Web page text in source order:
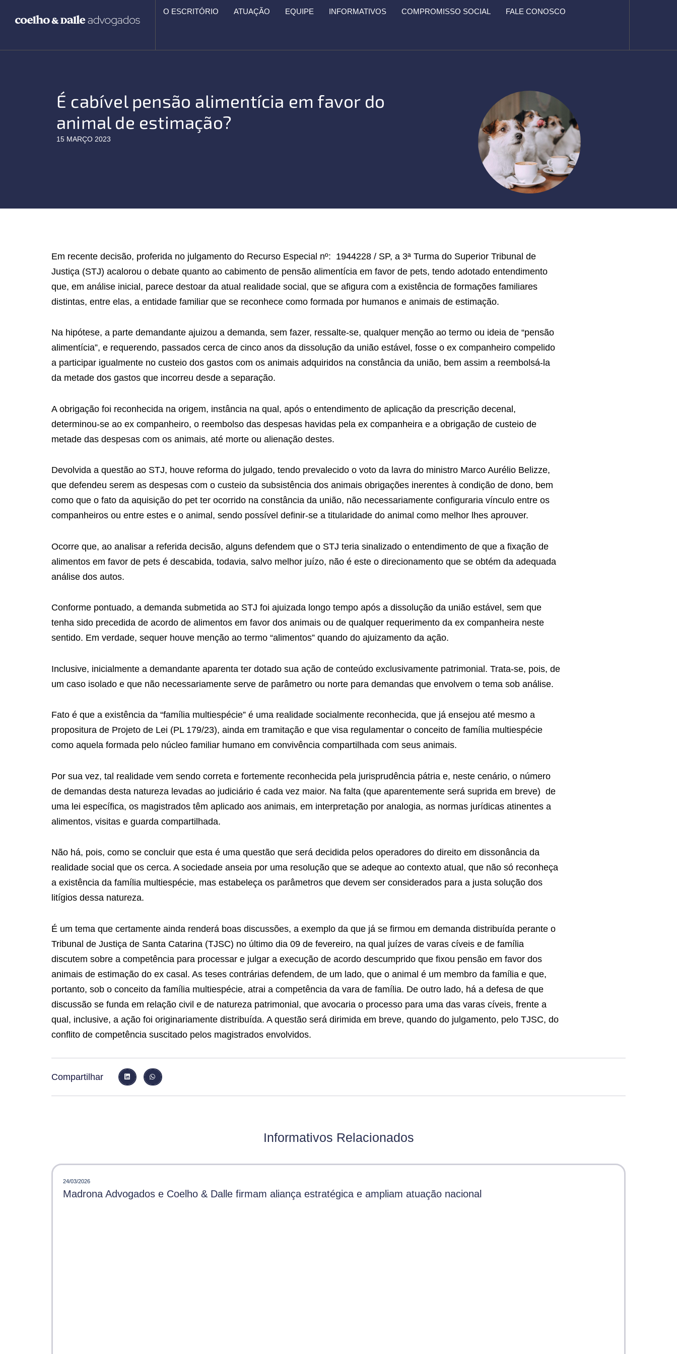
O ESCRITÓRIO ATUAÇÃO EQUIPE INFORMATIVOS COMPROMISSO SOCIAL FALE CONOSCO
É cabível pensão alimentícia em favor do
animal de estimação?
15 MARÇO 2023
Em recente decisão, proferida no julgamento do Recurso Especial nº: 1944228 / SP, a 3ª Turma do Superior Tribunal de
Justiça (STJ) acalorou o debate quanto ao cabimento de pensão alimentícia em favor de pets, tendo adotado entendimento
que, em análise inicial, parece destoar da atual realidade social, que se afigura com a existência de formações familiares
distintas, entre elas, a entidade familiar que se reconhece como formada por humanos e animais de estimação.
Na hipótese, a parte demandante ajuizou a demanda, sem fazer, ressalte-se, qualquer menção ao termo ou ideia de “pensão
alimentícia”, e requerendo, passados cerca de cinco anos da dissolução da união estável, fosse o ex companheiro compelido
a participar igualmente no custeio dos gastos com os animais adquiridos na constância da união, bem assim a reembolsá-la
da metade dos gastos que incorreu desde a separação.
A obrigação foi reconhecida na origem, instância na qual, após o entendimento de aplicação da prescrição decenal,
determinou-se ao ex companheiro, o reembolso das despesas havidas pela ex companheira e a obrigação de custeio de
metade das despesas com os animais, até morte ou alienação destes.
Devolvida a questão ao STJ, houve reforma do julgado, tendo prevalecido o voto da lavra do ministro Marco Aurélio Belizze,
que defendeu serem as despesas com o custeio da subsistência dos animais obrigações inerentes à condição de dono, bem
como que o fato da aquisição do pet ter ocorrido na constância da união, não necessariamente configuraria vínculo entre os
companheiros ou entre estes e o animal, sendo possível definir-se a titularidade do animal como melhor lhes aprouver.
Ocorre que, ao analisar a referida decisão, alguns defendem que o STJ teria sinalizado o entendimento de que a fixação de
alimentos em favor de pets é descabida, todavia, salvo melhor juízo, não é este o direcionamento que se obtém da adequada
análise dos autos.
Conforme pontuado, a demanda submetida ao STJ foi ajuizada longo tempo após a dissolução da união estável, sem que
tenha sido precedida de acordo de alimentos em favor dos animais ou de qualquer requerimento da ex companheira neste
sentido. Em verdade, sequer houve menção ao termo “alimentos” quando do ajuizamento da ação.
Inclusive, inicialmente a demandante aparenta ter dotado sua ação de conteúdo exclusivamente patrimonial. Trata-se, pois, de
um caso isolado e que não necessariamente serve de parâmetro ou norte para demandas que envolvem o tema sob análise.
Fato é que a existência da “família multiespécie” é uma realidade socialmente reconhecida, que já ensejou até mesmo a
propositura de Projeto de Lei (PL 179/23), ainda em tramitação e que visa regulamentar o conceito de família multiespécie
como aquela formada pelo núcleo familiar humano em convivência compartilhada com seus animais.
Por sua vez, tal realidade vem sendo correta e fortemente reconhecida pela jurisprudência pátria e, neste cenário, o número
de demandas desta natureza levadas ao judiciário é cada vez maior. Na falta (que aparentemente será suprida em breve) de
uma lei específica, os magistrados têm aplicado aos animais, em interpretação por analogia, as normas jurídicas atinentes a
alimentos, visitas e guarda compartilhada.
Não há, pois, como se concluir que esta é uma questão que será decidida pelos operadores do direito em dissonância da
realidade social que os cerca. A sociedade anseia por uma resolução que se adeque ao contexto atual, que não só reconheça
a existência da família multiespécie, mas estabeleça os parâmetros que devem ser considerados para a justa solução dos
litígios dessa natureza.
É um tema que certamente ainda renderá boas discussões, a exemplo da que já se firmou em demanda distribuída perante o
Tribunal de Justiça de Santa Catarina (TJSC) no último dia 09 de fevereiro, na qual juízes de varas cíveis e de família
discutem sobre a competência para processar e julgar a execução de acordo descumprido que fixou pensão em favor dos
animais de estimação do ex casal. As teses contrárias defendem, de um lado, que o animal é um membro da família e que,
portanto, sob o conceito da família multiespécie, atrai a competência da vara de família. De outro lado, há a defesa de que
discussão se funda em relação civil e de natureza patrimonial, que avocaria o processo para uma das varas cíveis, frente a
qual, inclusive, a ação foi originariamente distribuída. A questão será dirimida em breve, quando do julgamento, pelo TJSC, do
conflito de competência suscitado pelos magistrados envolvidos.
Compartilhar
Informativos Relacionados
24/03/2026
Madrona Advogados e Coelho & Dalle firmam aliança estratégica e ampliam atuação nacional